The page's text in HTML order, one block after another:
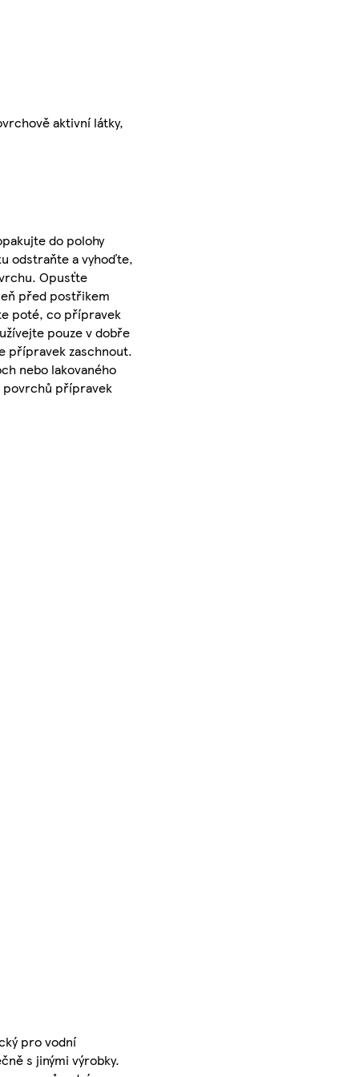
aktivní látky,
do polohy
odstraňte a vyhoďte,
Opusťte
před postřikem
poté, co přípravek
pouze v dobře
přípravek zaschnout.
nebo lakovaného
povrchů přípravek
pro vodní
s jinými výrobky.